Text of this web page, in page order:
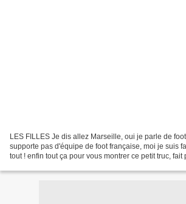
LES FILLES Je dis allez Marseille, oui je parle de
supporte pas d'équipe de foot française, moi je suis
tout ! enfin tout ça pour vous montrer ce petit truc, fait